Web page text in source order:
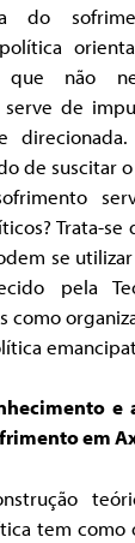
do
que não
de
de suscitar
Trata-se
se
pela
como
e
em
tem